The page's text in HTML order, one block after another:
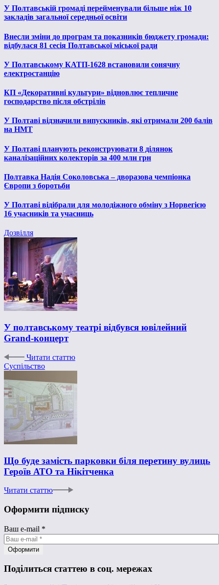
У Полтавській громаді перейменували більше ніж 10
закладів загальної середньої освіти
Внесли зміни до програм та показників бюджету громади:
відбулася 81 сесія Полтавської міської ради
У Полтавському КАТП-1628 встановили сонячну
електростанцію
КП «Декоративні культури» відновлює тепличне
господарство після обстрілів
У Полтаві відзначили випускників, які отримали 200 балів
на НМТ
У Полтаві планують реконструювати 8 ділянок
каналізаційних колекторів за 400 млн грн
Полтавка Надія Соколовська – дворазова чемпіонка
Європи з боротьби
У Полтаві відібрали для молодіжного обміну з Норвегією
16 учасників та учасниць
Дозвілля
У полтавському театрі відбувся ювілейний
Grand-концерт
Читати статтю
Суспільство
Що буде замість парковки біля перетину вулиць
Героїв АТО та Нікітченка
Читати статтю
Оформити підписку
Ваш e-mail *
Поділиться статтею в соц. мережах